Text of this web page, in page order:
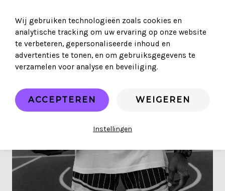
inhoud
Wij gebruiken technologieën zoals cookies en
analytische tracking om uw ervaring op onze website
te verbeteren, gepersonaliseerde inhoud en
advertenties te tonen, en om gebruiksgegevens te
verzamelen voor analyse en beveiliging.
ACCEPTEREN WEIGEREN
Instellingen